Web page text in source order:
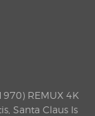
REMUX 4K
Santa Claus Is